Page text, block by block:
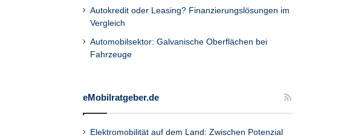
Autokredit oder Leasing? Finanzierungslösungen im
Vergleich
Automobilsektor: Galvanische Oberflächen bei
Fahrzeuge
eMobilratgeber.de
Elektromobilität auf dem Land: Zwischen Potenzial